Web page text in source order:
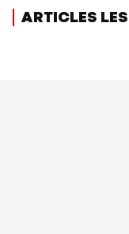
ARTICLES